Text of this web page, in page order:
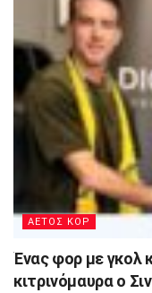
ΑΕΤΟΣ ΚΟΡ
Ένας φορ με γκολ
κιτρινόμαυρα ο